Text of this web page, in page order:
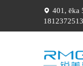
401, ēka